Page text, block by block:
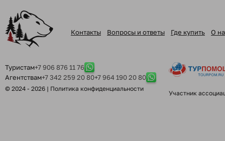
Контакты Вопросы и ответы Где купить О
Туристам+7 906 876 11 76
Агентствам+7 342 259 20 80+7 964 190 20 80
© 2024 - 2026 | Политика конфиденциальности
Участник